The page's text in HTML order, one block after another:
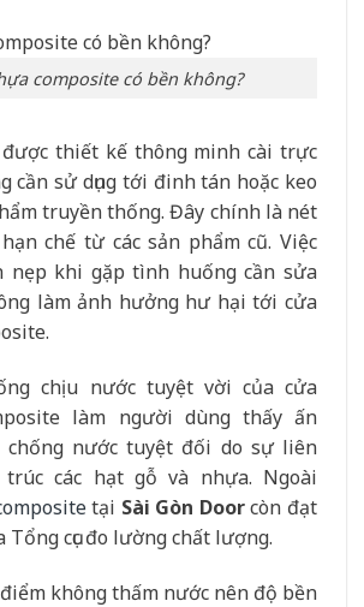
composite có bền không?
được thiết kế thông minh cài trực
cần sử dụng tới đinh tán hoặc keo
truyền thống. Đây chính là nét
chế từ các sản phẩm cũ. Việc
nẹp khi gặp tình huống cần sửa
làm ảnh hưởng hư hại tới cửa
chịu nước tuyệt vời của cửa
làm người dùng thấy ấn
chống nước tuyệt đối do sự liên
các hạt gỗ và nhựa. Ngoài
tại Sài Gòn Doorcòn đạt
cục đo lường chất lượng.
không thấm nước nên độ bền